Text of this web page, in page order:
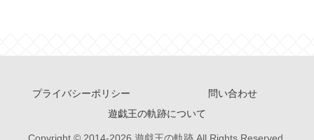
プライバシーポリシー
問い合わせ
遊戯王の軌跡について